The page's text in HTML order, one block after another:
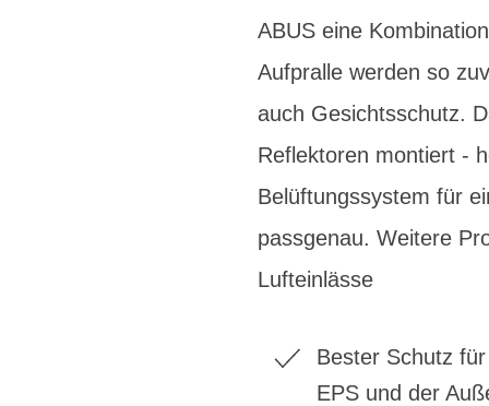
ABUS eine
Aufpralle werden so
auch Gesichtsschutz.
Reflektoren montiert -
Belüftungssystem für
passgenau. Weitere
Lufteinlässe
Bester Schutz
EPS und der